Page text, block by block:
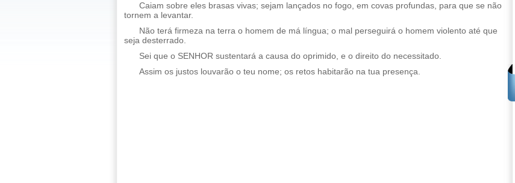
Caiam sobre eles brasas vivas; sejam lançados no fogo, em covas profundas, para que se não
tornem a levantar.
Não terá firmeza na terra o homem de má língua; o mal perseguirá o homem violento até que
seja desterrado.
Sei que o SENHOR sustentará a causa do oprimido, e o direito do necessitado.
Assim os justos louvarão o teu nome; os retos habitarão na tua presença.